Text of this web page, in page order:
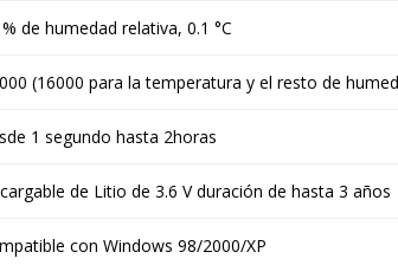
de humedad relativa, 0.1 °C
(16000 para la temperatura y el resto de
1 segundo hasta 2horas
de Litio de 3.6 V duración de hasta 3 años
con Windows 98/2000/XP